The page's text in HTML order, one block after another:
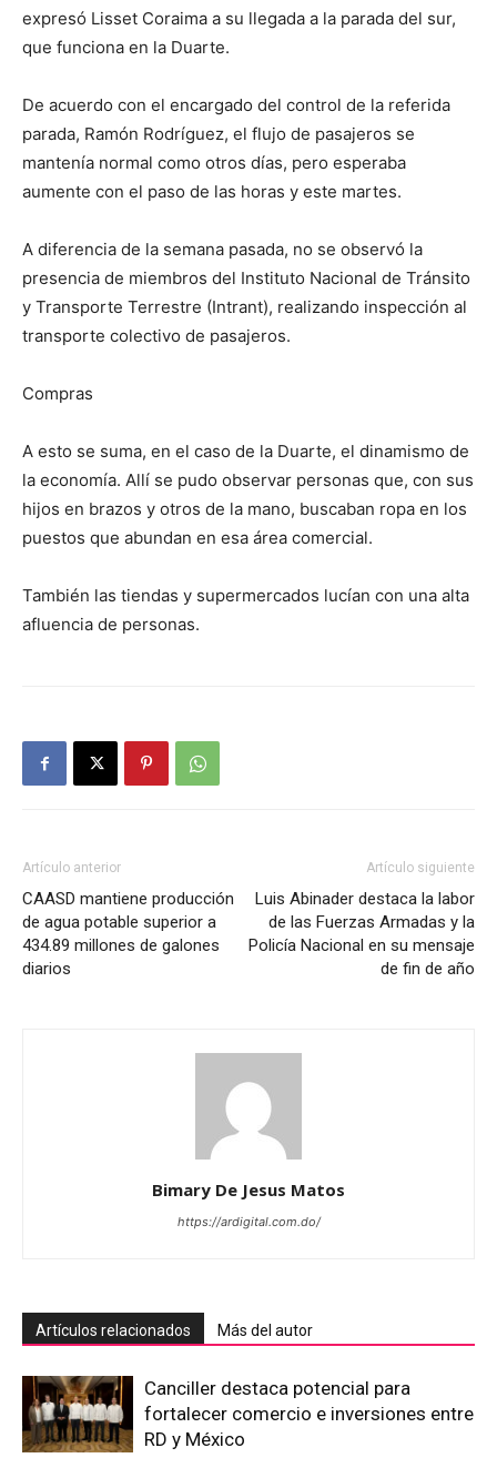
expresó Lisset Coraima a su llegada a la parada del sur,
que funciona en la Duarte.
De acuerdo con el encargado del control de la referida
parada, Ramón Rodríguez, el flujo de pasajeros se
mantenía normal como otros días, pero esperaba
aumente con el paso de las horas y este martes.
A diferencia de la semana pasada, no se observó la
presencia de miembros del Instituto Nacional de Tránsito
y Transporte Terrestre (Intrant), realizando inspección al
transporte colectivo de pasajeros.
Compras
A esto se suma, en el caso de la Duarte, el dinamismo de
la economía. Allí se pudo observar personas que, con sus
hijos en brazos y otros de la mano, buscaban ropa en los
puestos que abundan en esa área comercial.
También las tiendas y supermercados lucían con una alta
afluencia de personas.
Artículo anterior
CAASD mantiene producción
de agua potable superior a
434.89 millones de galones
diarios
Artículo siguiente
Luis Abinader destaca la labor
de las Fuerzas Armadas y la
Policía Nacional en su mensaje
de fin de año
Bimary De Jesus Matos
https://ardigital.com.do/
Artículos relacionados Más del autor
Canciller destaca potencial para
fortalecer comercio e inversiones entre
RD y México